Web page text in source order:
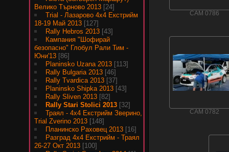
Велико Търново 2013 [24]
Trial - Лазарово 4х4 Екстрийм
18-19 Май 2013 [127]
Rally Hebros 2013 [43]
Кампания "Шофирай
безопасно" Глобул Рали Тим -
Юни'13 [86]
Planinsko Uzana 2013 [113]
Rally Bulgaria 2013 [46]
Rally Tvardica 2013 [37]
Planinsko Shipka 2013 [43]
Rally Sliven 2013 [82]
Rally Stari Stolici 2013 [32]
Траял - 4х4 Екстрийм Зверино,
Trial Zverino 2013 [148]
Планинско Раховец 2013 [16]
Разград 4х4 Екстрийм - Траял
26-27 Окт 2013 [100]
CAM 0786
CAM 0782